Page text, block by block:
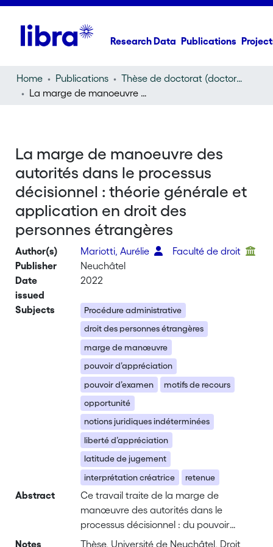
Research Data Publications
Home Publications
Thèse de doctorat (doctoral thesis)
La marge de manoeuvre des autorités dans le processus décisionnel : théorie générale et application en droit des personnes étrangères
La marge de manoeuvre des
autorités dans le processus
décisionnel : théorie générale et
application en droit des
personnes étrangères
Author(s) Mariotti, Aurélie
Faculté de droit
Publisher
Neuchâtel
Date
issued
2022
Subjects
Procédure administrative
droit des personnes étrangères
marge de manœuvre
pouvoir d’appréciation
pouvoir d’examen
motifs de recours
opportunité
notions juridiques indéterminées
liberté d’appréciation
latitude de jugement
interprétation créatrice
retenue
Abstract
Ce travail traite de la marge de
manœuvre des autorités dans le
processus décisionnel : du pouvoir
d’appréciation de l’autorité de première
Notes
Thèse, Université de Neuchâtel, Droit